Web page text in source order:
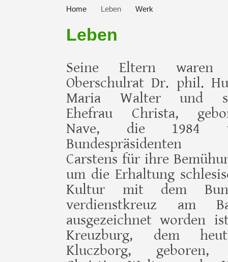
Home Leben Werk
Leben
Seine Eltern waren
Oberschulrat Dr. phil.
Maria Walter und
Ehefrau Christa,
Nave, die 1984
Bundespräsidenten
Carstens für ihre
um die Er­haltung
Kultur mit dem
verdienstkreuz am
ausgezeichnet worden
Kreuzburg, dem
Kluczborg, geboren,